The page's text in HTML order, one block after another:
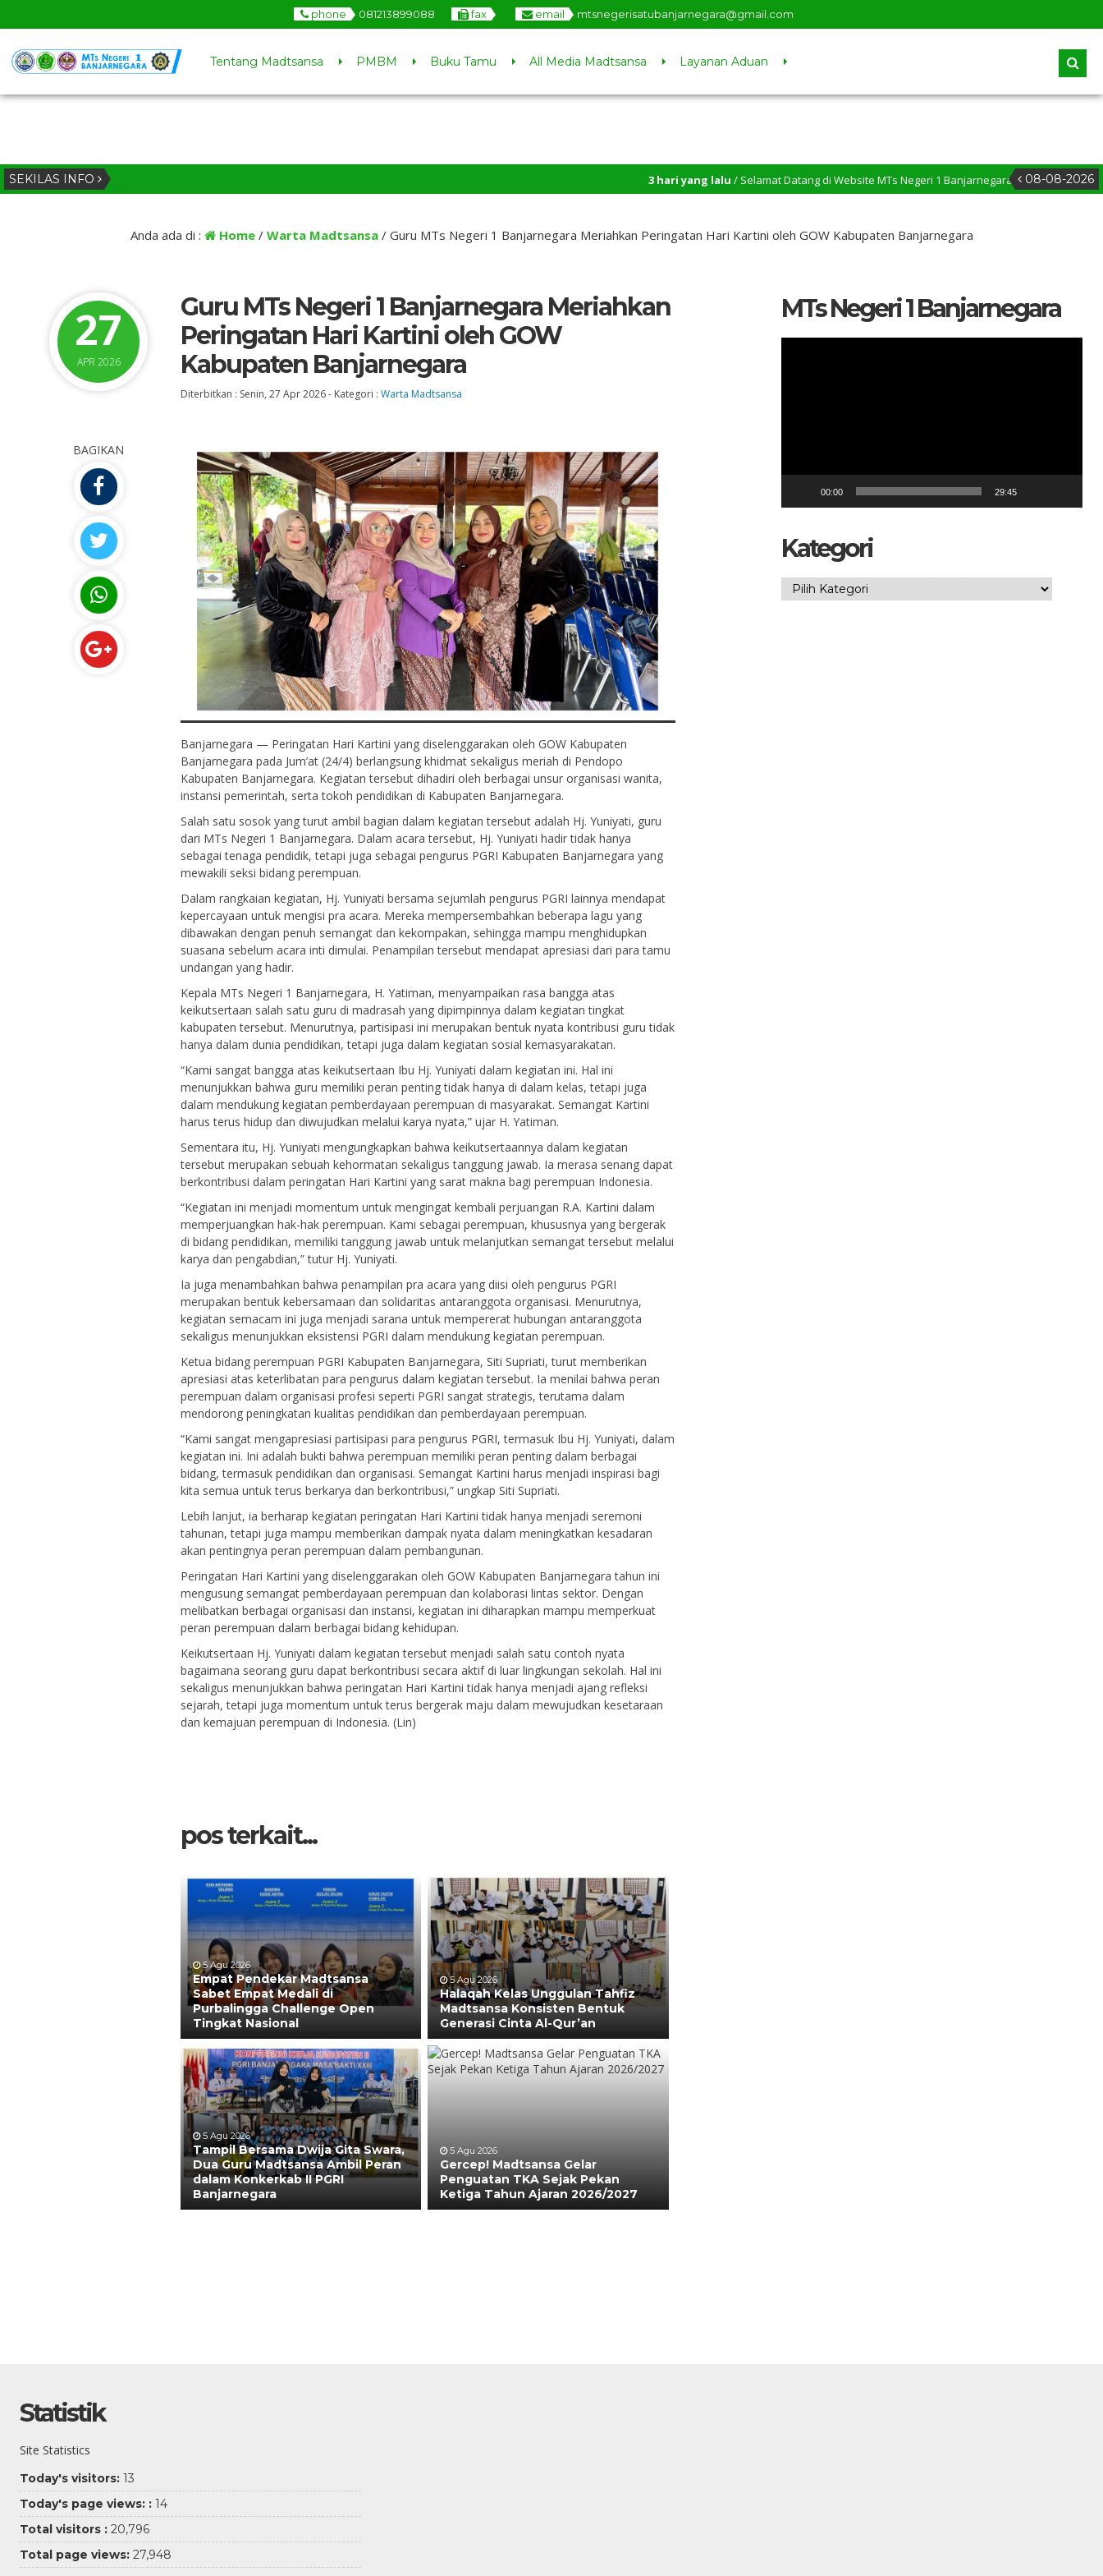
phone 081213899088 fax email mtsnegerisatubanjarnegara@gmail.com
Tentang Madtsansa PMBM Buku Tamu All Media Madtsansa Layanan Aduan
SEKILAS INFO 08-08-2026
3 hari yang lalu/ Selamat Datang di Website MTs Negeri 1 Banjarnegara
Anda ada di : Home/ Warta Madtsansa/ Guru MTs Negeri 1 Banjarnegara Meriahkan Peringatan Hari Kartini oleh GOW Kabupaten Banjarnegara
27
APR 2026
Guru MTs Negeri 1 Banjarnegara Meriahkan
Peringatan Hari Kartini oleh GOW
Kabupaten Banjarnegara
Diterbitkan : Senin, 27 Apr 2026- Kategori : Warta Madtsansa
BAGIKAN
Banjarnegara — Peringatan Hari Kartini yang diselenggarakan oleh GOW Kabupaten
Banjarnegara pada Jum’at (24/4) berlangsung khidmat sekaligus meriah di Pendopo
Kabupaten Banjarnegara. Kegiatan tersebut dihadiri oleh berbagai unsur organisasi wanita,
instansi pemerintah, serta tokoh pendidikan di Kabupaten Banjarnegara.
Salah satu sosok yang turut ambil bagian dalam kegiatan tersebut adalah Hj. Yuniyati, guru
dari MTs Negeri 1 Banjarnegara. Dalam acara tersebut, Hj. Yuniyati hadir tidak hanya
sebagai tenaga pendidik, tetapi juga sebagai pengurus PGRI Kabupaten Banjarnegara yang
mewakili seksi bidang perempuan.
Dalam rangkaian kegiatan, Hj. Yuniyati bersama sejumlah pengurus PGRI lainnya mendapat
kepercayaan untuk mengisi pra acara. Mereka mempersembahkan beberapa lagu yang
dibawakan dengan penuh semangat dan kekompakan, sehingga mampu menghidupkan
suasana sebelum acara inti dimulai. Penampilan tersebut mendapat apresiasi dari para tamu
undangan yang hadir.
Kepala MTs Negeri 1 Banjarnegara, H. Yatiman, menyampaikan rasa bangga atas
keikutsertaan salah satu guru di madrasah yang dipimpinnya dalam kegiatan tingkat
kabupaten tersebut. Menurutnya, partisipasi ini merupakan bentuk nyata kontribusi guru tidak
hanya dalam dunia pendidikan, tetapi juga dalam kegiatan sosial kemasyarakatan.
“Kami sangat bangga atas keikutsertaan Ibu Hj. Yuniyati dalam kegiatan ini. Hal ini
menunjukkan bahwa guru memiliki peran penting tidak hanya di dalam kelas, tetapi juga
dalam mendukung kegiatan pemberdayaan perempuan di masyarakat. Semangat Kartini
harus terus hidup dan diwujudkan melalui karya nyata,” ujar H. Yatiman.
Sementara itu, Hj. Yuniyati mengungkapkan bahwa keikutsertaannya dalam kegiatan
tersebut merupakan sebuah kehormatan sekaligus tanggung jawab. Ia merasa senang dapat
berkontribusi dalam peringatan Hari Kartini yang sarat makna bagi perempuan Indonesia.
“Kegiatan ini menjadi momentum untuk mengingat kembali perjuangan R.A. Kartini dalam
memperjuangkan hak-hak perempuan. Kami sebagai perempuan, khususnya yang bergerak
di bidang pendidikan, memiliki tanggung jawab untuk melanjutkan semangat tersebut melalui
karya dan pengabdian,” tutur Hj. Yuniyati.
Ia juga menambahkan bahwa penampilan pra acara yang diisi oleh pengurus PGRI
merupakan bentuk kebersamaan dan solidaritas antaranggota organisasi. Menurutnya,
kegiatan semacam ini juga menjadi sarana untuk mempererat hubungan antaranggota
sekaligus menunjukkan eksistensi PGRI dalam mendukung kegiatan perempuan.
Ketua bidang perempuan PGRI Kabupaten Banjarnegara, Siti Supriati, turut memberikan
apresiasi atas keterlibatan para pengurus dalam kegiatan tersebut. Ia menilai bahwa peran
perempuan dalam organisasi profesi seperti PGRI sangat strategis, terutama dalam
mendorong peningkatan kualitas pendidikan dan pemberdayaan perempuan.
“Kami sangat mengapresiasi partisipasi para pengurus PGRI, termasuk Ibu Hj. Yuniyati, dalam
kegiatan ini. Ini adalah bukti bahwa perempuan memiliki peran penting dalam berbagai
bidang, termasuk pendidikan dan organisasi. Semangat Kartini harus menjadi inspirasi bagi
kita semua untuk terus berkarya dan berkontribusi,” ungkap Siti Supriati.
Lebih lanjut, ia berharap kegiatan peringatan Hari Kartini tidak hanya menjadi seremoni
tahunan, tetapi juga mampu memberikan dampak nyata dalam meningkatkan kesadaran
akan pentingnya peran perempuan dalam pembangunan.
Peringatan Hari Kartini yang diselenggarakan oleh GOW Kabupaten Banjarnegara tahun ini
mengusung semangat pemberdayaan perempuan dan kolaborasi lintas sektor. Dengan
melibatkan berbagai organisasi dan instansi, kegiatan ini diharapkan mampu memperkuat
peran perempuan dalam berbagai bidang kehidupan.
Keikutsertaan Hj. Yuniyati dalam kegiatan tersebut menjadi salah satu contoh nyata
bagaimana seorang guru dapat berkontribusi secara aktif di luar lingkungan sekolah. Hal ini
sekaligus menunjukkan bahwa peringatan Hari Kartini tidak hanya menjadi ajang refleksi
sejarah, tetapi juga momentum untuk terus bergerak maju dalam mewujudkan kesetaraan
dan kemajuan perempuan di Indonesia. (Lin)
pos terkait...
5 Agu 2026
Empat Pendekar Madtsansa
Sabet Empat Medali di
Purbalingga Challenge Open
Tingkat Nasional
5 Agu 2026
Halaqah Kelas Unggulan Tahfiz
Madtsansa Konsisten Bentuk
Generasi Cinta Al-Qur’an
5 Agu 2026
Tampil Bersama Dwija Gita Swara,
Dua Guru Madtsansa Ambil Peran
dalam Konkerkab II PGRI
Banjarnegara
5 Agu 2026
Gercep! Madtsansa Gelar
Penguatan TKA Sejak Pekan
Ketiga Tahun Ajaran 2026/2027
MTs Negeri 1 Banjarnegara
00:00 29:45
Kategori
Kategori
Statistik
Site Statistics
Today's visitors: 13
Today's page views: : 14
Total visitors : 20,796
Total page views: 27,948